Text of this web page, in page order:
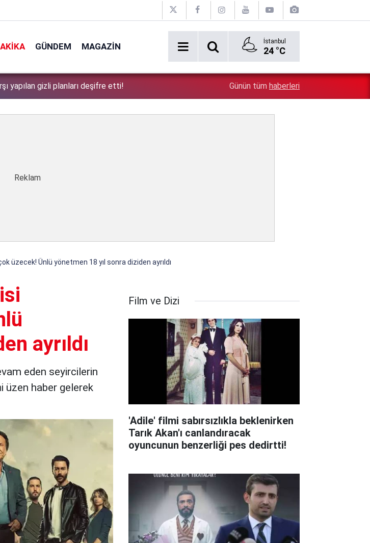
GÜNDEM MAGAZIN İstanbul
24 °C
kimler faydalanamayacak?
Özgür Özel'e şok! Yüzde 50 ile kazandıkları il, CHP'de
Günün tüm haberleri
üzecek! Ünlü yönetmen 18 yıl sonra diziden ayrıldı
ayrıldı
eden seyircilerin
üzen haber gelerek
Film ve Dizi
'Adile' filmi sabırsızlıkla beklenirken
Tarık Akan'ı canlandıracak
oyuncunun benzerliği pes dedirtti!